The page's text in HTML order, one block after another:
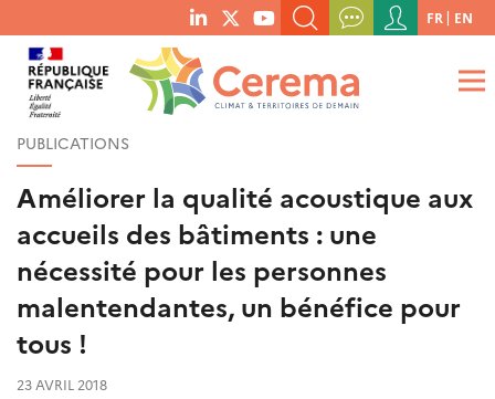
menu
social
links
RECHERCHER UN MOT-CLÉ, UNE PUBLICATION, ETC.
QUE RECHERCHEZ-VOUS ?
Menu
du
compte
de
FR EN
PUBLICATIONS
Améliorer la qualité acoustique aux
accueils des bâtiments : une
nécessité pour les personnes
malentendantes, un bénéfice pour
tous !
23 AVRIL 2018